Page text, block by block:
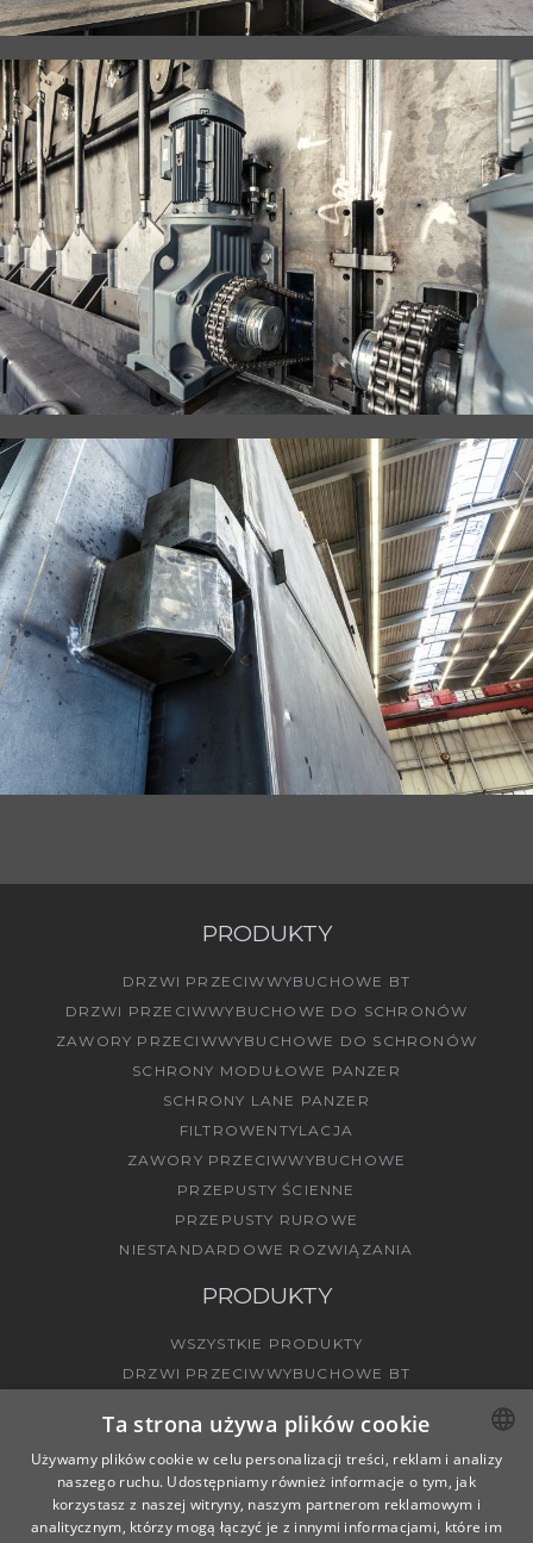
PRODUKTY
DRZWI PRZECIWWYBUCHOWE BT
DRZWI PRZECIWWYBUCHOWE DO SCHRONÓW
ZAWORY PRZECIWWYBUCHOWE DO SCHRONÓW
SCHRONY MODUŁOWE PANZER
SCHRONY LANE PANZER
FILTROWENTYLACJA
ZAWORY PRZECIWWYBUCHOWE
PRZEPUSTY ŚCIENNE
PRZEPUSTY RUROWE
NIESTANDARDOWE ROZWIĄZANIA
PRODUKTY
WSZYSTKIE PRODUKTY
DRZWI PRZECIWWYBUCHOWE BT
PRZEPUSTY ŚCIENNE
PRZEPUSTY RUROWE
POLISH
ENGLISH
Ta strona używa plików cookie
Używamy plików cookie w celu personalizacji treści, reklam i analizy
naszego ruchu. Udostępniamy również informacje o tym, jak
korzystasz z naszej witryny, naszym partnerom reklamowym i
analitycznym, którzy mogą łączyć je z innymi informacjami, które im